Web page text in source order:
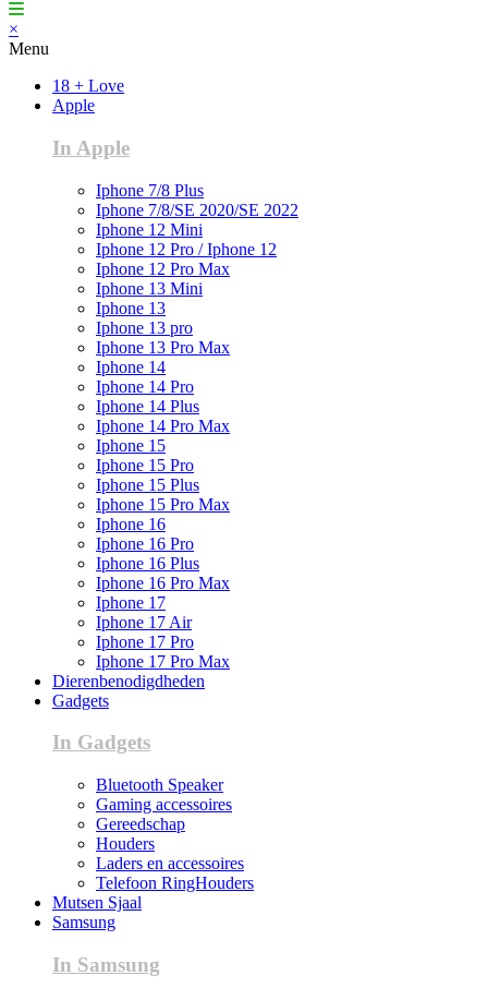
×
Menu
18 + Love
Apple
In Apple
Iphone 7/8 Plus
Iphone 7/8/SE 2020/SE 2022
Iphone 12 Mini
Iphone 12 Pro / Iphone 12
Iphone 12 Pro Max
Iphone 13 Mini
Iphone 13
Iphone 13 pro
Iphone 13 Pro Max
Iphone 14
Iphone 14 Pro
Iphone 14 Plus
Iphone 14 Pro Max
Iphone 15
Iphone 15 Pro
Iphone 15 Plus
Iphone 15 Pro Max
Iphone 16
Iphone 16 Pro
Iphone 16 Plus
Iphone 16 Pro Max
Iphone 17
Iphone 17 Air
Iphone 17 Pro
Iphone 17 Pro Max
Dierenbenodigdheden
Gadgets
In Gadgets
Bluetooth Speaker
Gaming accessoires
Gereedschap
Houders
Laders en accessoires
Telefoon RingHouders
Mutsen Sjaal
Samsung
In Samsung